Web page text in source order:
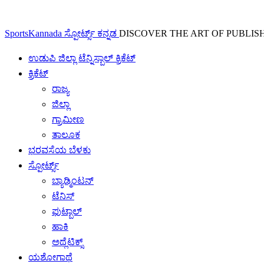
SportsKannada ಸ್ಪೋರ್ಟ್ಸ್ ಕನ್ನಡ DISCOVER THE ART OF
ಉಡುಪಿ ಜಿಲ್ಲಾ ಟೆನ್ನಿಸ್ಬಾಲ್ ಕ್ರಿಕೆಟ್
ಕ್ರಿಕೆಟ್
ರಾಜ್ಯ
ಜಿಲ್ಲಾ
ಗ್ರಾಮೀಣ
ತಾಲೂಕ
ಭರವಸೆಯ ಬೆಳಕು
ಸ್ಪೋರ್ಟ್ಸ್
ಬ್ಯಾಡ್ಮಿಂಟನ್
ಟೆನಿಸ್
ಫುಟ್ಬಾಲ್
ಹಾಕಿ
ಅಥ್ಲೆಟಿಕ್ಸ್
ಯಶೋಗಾಥೆ